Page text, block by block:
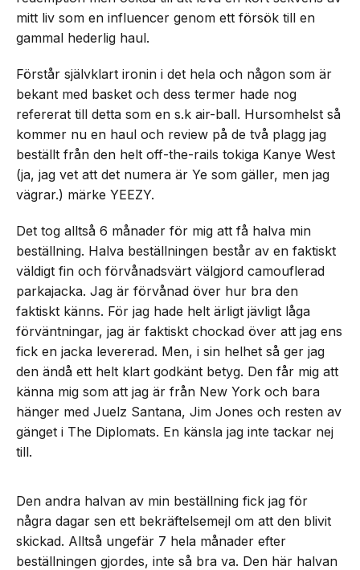
mitt liv som en influencer genom ett försök till en
gammal hederlig haul.
Förstår självklart ironin i det hela och någon som är
bekant med basket och dess termer hade nog
refererat till detta som en s.k air-ball. Hursomhelst så
kommer nu en haul och review på de två plagg jag
beställt från den helt off-the-rails tokiga Kanye West
(ja, jag vet att det numera är Ye som gäller, men jag
vägrar.) märke YEEZY.
Det tog alltså 6 månader för mig att få halva min
beställning. Halva beställningen består av en faktiskt
väldigt fin och förvånadsvärt välgjord camouflerad
parkajacka. Jag är förvånad över hur bra den
faktiskt känns. För jag hade helt ärligt jävligt låga
förväntningar, jag är faktiskt chockad över att jag ens
fick en jacka levererad. Men, i sin helhet så ger jag
den ändå ett helt klart godkänt betyg. Den får mig att
känna mig som att jag är från New York och bara
hänger med Juelz Santana, Jim Jones och resten av
gänget i The Diplomats. En känsla jag inte tackar nej
till.
Den andra halvan av min beställning fick jag för
några dagar sen ett bekräftelsemejl om att den blivit
skickad. Alltså ungefär 7 hela månader efter
beställningen gjordes, inte så bra va. Den här halvan